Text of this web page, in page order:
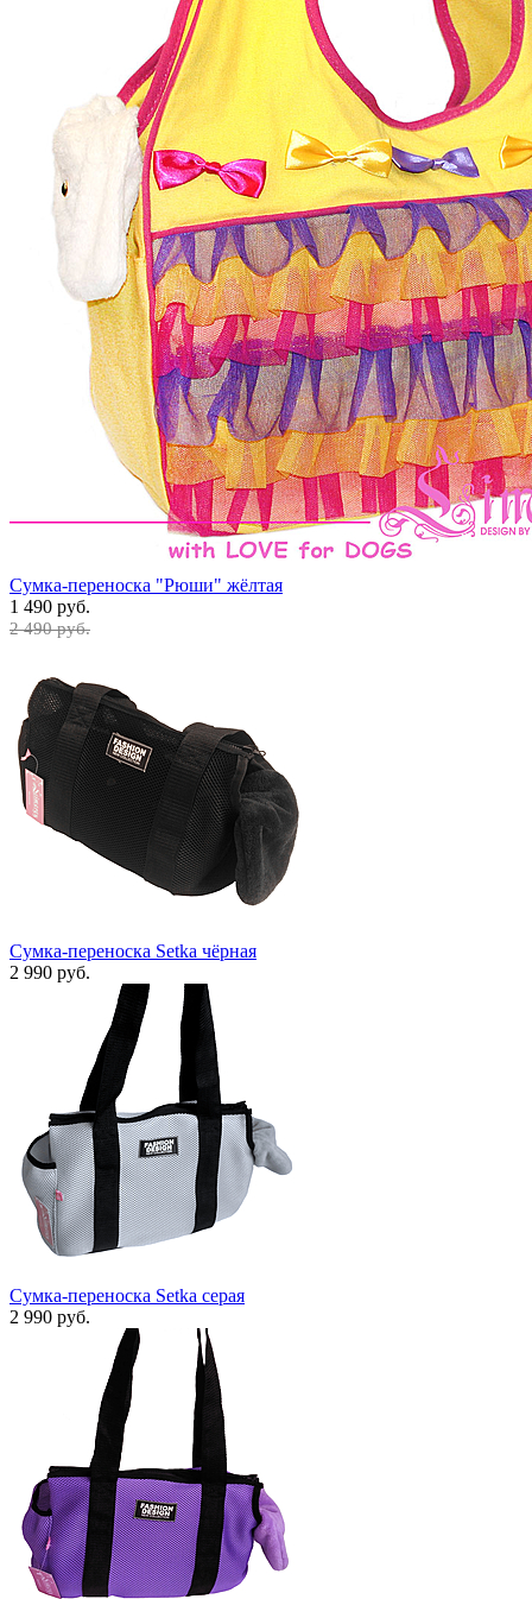
Сумка-переноска "Рюши" жёлтая
1 490 руб.
2 490 руб.
Сумка-переноска Setka чёрная
2 990 руб.
Сумка-переноска Setka серая
2 990 руб.